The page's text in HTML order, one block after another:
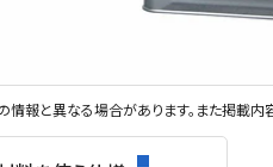
報と異なる場合があります。また掲載内